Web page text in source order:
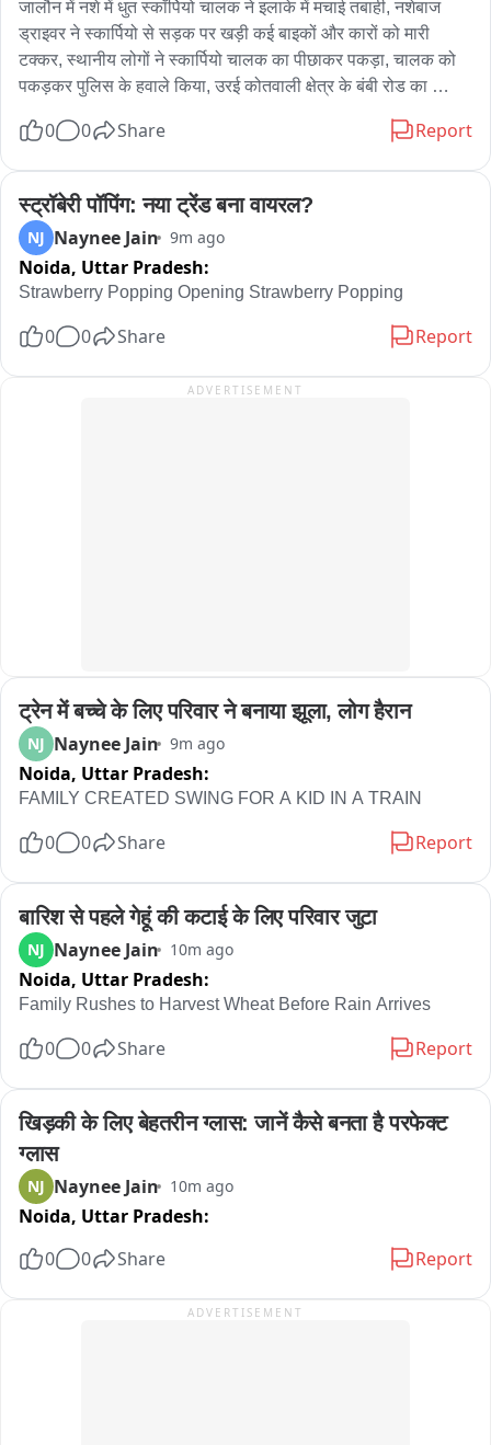
जालौन में नशे में धुत स्कॉर्पियो चालक ने इलाके में मचाई तबाही, नशेबाज
ड्राइवर ने स्कार्पियो से सड़क पर खड़ी कई बाइकों और कारों को मारी
टक्कर, स्थानीय लोगों ने स्कार्पियो चालक का पीछाकर पकड़ा, चालक को
पकड़कर पुलिस के हवाले किया, उरई कोतवाली क्षेत्र के बंबी रोड का
0 0 Share Report
स्ट्रॉबेरी पॉपिंग: नया ट्रेंड बना वायरल?
NJ Naynee Jain 9m ago
Noida, Uttar Pradesh:
Strawberry Popping Opening Strawberry Popping
0 0 Share Report
ADVERTISEMENT
ट्रेन में बच्चे के लिए परिवार ने बनाया झूला, लोग हैरान
NJ Naynee Jain 9m ago
Noida, Uttar Pradesh:
FAMILY CREATED SWING FOR A KID IN A TRAIN
0 0 Share Report
बारिश से पहले गेहूं की कटाई के लिए परिवार जुटा
NJ Naynee Jain 10m ago
Noida, Uttar Pradesh:
Family Rushes to Harvest Wheat Before Rain Arrives
0 0 Share Report
खिड़की के लिए बेहतरीन ग्लास: जानें कैसे बनता है परफेक्ट
ग्लास
NJ Naynee Jain 10m ago
Noida, Uttar Pradesh:
0
0 Share Report
ADVERTISEMENT